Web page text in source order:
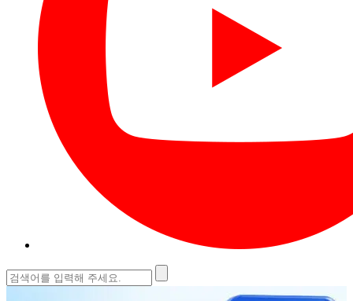
검
색: